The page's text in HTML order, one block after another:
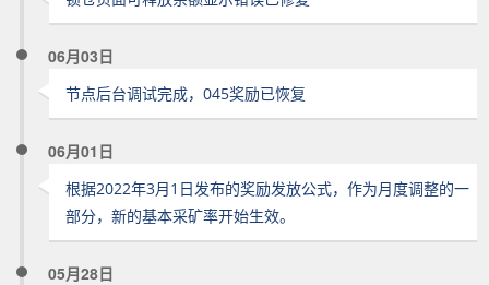
06月03日
节点后台调试完成，045奖励已恢复
06月01日
根据2022年3月1日发布的奖励发放公式，作为月度调整的一
部分，新的基本采矿率开始生效。
05月28日